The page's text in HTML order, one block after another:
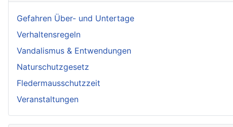
Gefahren Über- und Untertage
Verhaltensregeln
Vandalismus & Entwendungen
Naturschutzgesetz
Fledermausschutzzeit
Veranstaltungen